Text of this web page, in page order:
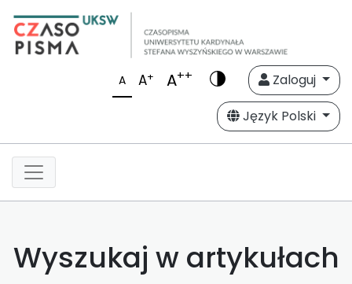
A A+ A++
Zaloguj
Język Polski
Wyszukaj w artykułach